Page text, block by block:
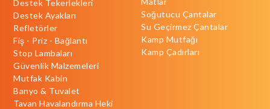
Destek Tekerlekleri
Destek Ayakları
Refletörler
Fiş - Priz - Bağlantı
Stop Lambaları
Güvenlik Malzemeleri
Mutfak Kabin
Banyo & Tuvalet
Tavan Havalandırma Heki
Soğutucu Çantalar
Su Geçirmez Çantalar
Kamp Mutfağı
Kamp Çadırları